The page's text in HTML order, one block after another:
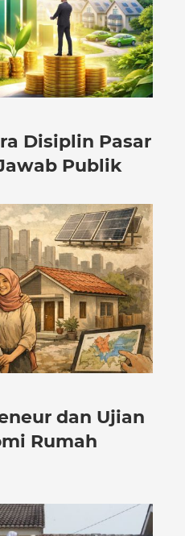
Disiplin Pasar
Publik
dan Ujian
Rumah